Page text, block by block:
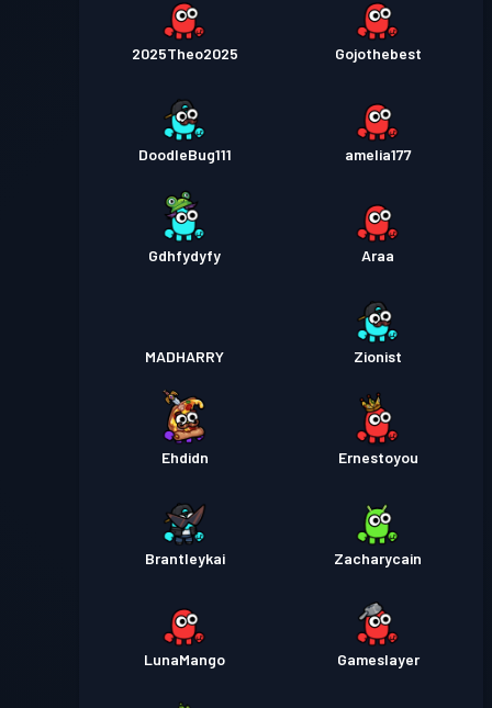
2025Theo2025 Gojothebest
DoodleBug111 amelia177
Gdhfydyfy Araa
MADHARRY Zionist
Ehdidn Ernestoyou
Brantleykai Zacharycain
LunaMango Gameslayer